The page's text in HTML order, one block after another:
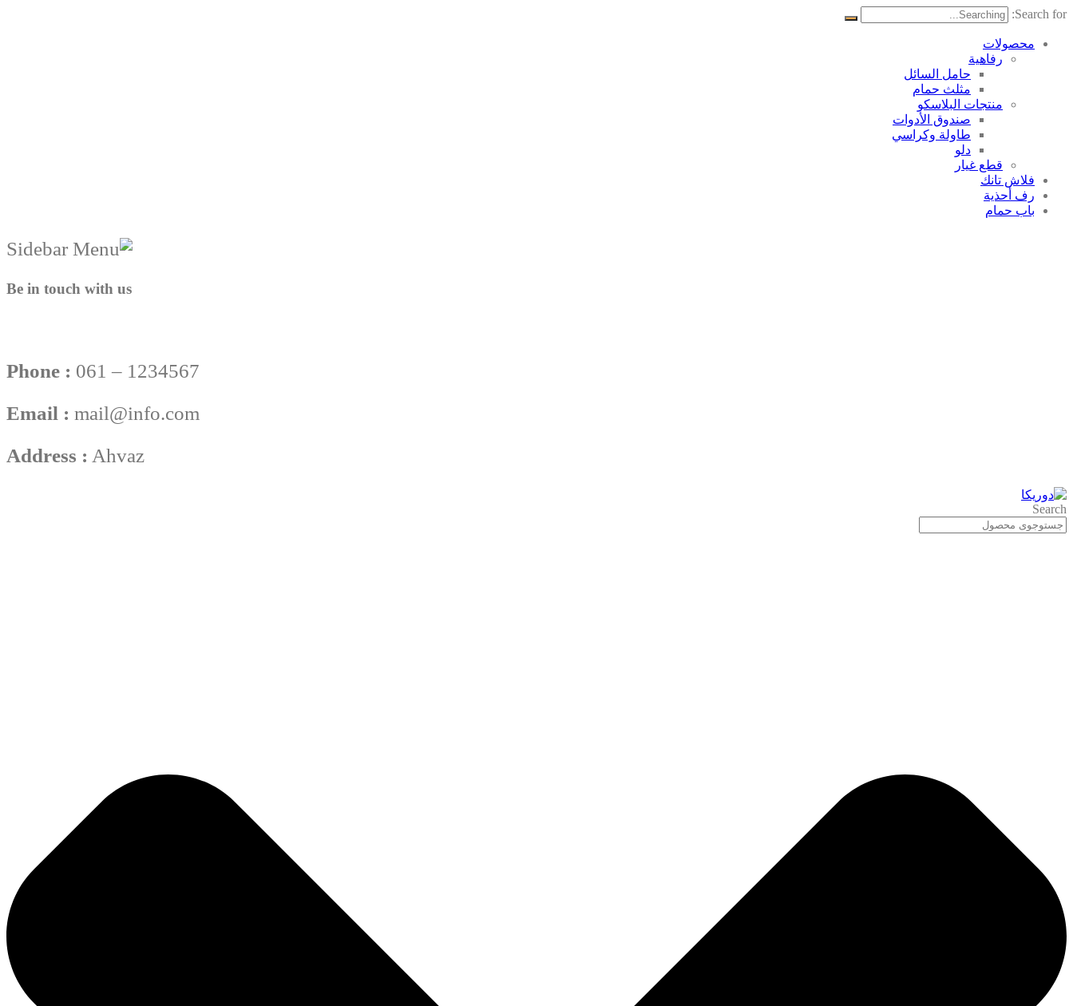
Search for:
محصولات
رفاهية
حامل السائل
مثلث حمام
منتجات البلاسکو
صندوق الأدوات
طاولة وكراسي
دلو
قطع غيار
فلاش تانك
رف أحذية
باب حمام
Be in touch with us
Phone : 061 – 1234567
Email : mail@info.com
Address : Ahvaz
Search